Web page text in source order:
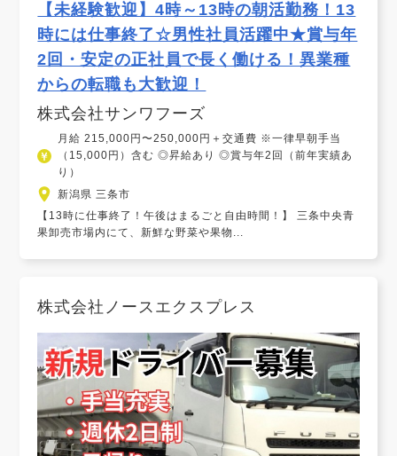
【未経験歓迎】4時～13時の朝活勤務！13
時には仕事終了☆男性社員活躍中★賞与年
2回・安定の正社員で長く働ける！異業種
からの転職も大歓迎！
株式会社サンワフーズ
月給 215,000円〜250,000円＋交通費 ※一律早朝手当
（15,000円）含む ◎昇給あり ◎賞与年2回（前年実績あ
り）
新潟県 三条市
【13時に仕事終了！午後はまるごと自由時間！】 三条中央青
果卸売市場内にて、新鮮な野菜や果物...
株式会社ノースエクスプレス